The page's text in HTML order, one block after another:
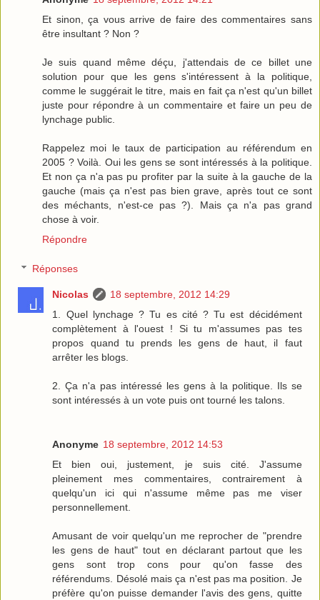
Et sinon, ça vous arrive de faire des commentaires sans
être insultant ? Non ?
Je suis quand même déçu, j'attendais de ce billet une
solution pour que les gens s'intéressent à la politique,
comme le suggérait le titre, mais en fait ça n'est qu'un billet
juste pour répondre à un commentaire et faire un peu de
lynchage public.
Rappelez moi le taux de participation au référendum en
2005 ? Voilà. Oui les gens se sont intéressés à la politique.
Et non ça n'a pas pu profiter par la suite à la gauche de la
gauche (mais ça n'est pas bien grave, après tout ce sont
des méchants, n'est-ce pas ?). Mais ça n'a pas grand
chose à voir.
Répondre
Réponses
Nicolas
18 septembre, 2012 14:29
1. Quel lynchage ? Tu es cité ? Tu est décidément
complètement à l'ouest ! Si tu m'assumes pas tes
propos quand tu prends les gens de haut, il faut
arrêter les blogs.
2. Ça n'a pas intéressé les gens à la politique. Ils se
sont intéressés à un vote puis ont tourné les talons.
Anonyme 18 septembre, 2012 14:53
Et bien oui, justement, je suis cité. J'assume
pleinement mes commentaires, contrairement à
quelqu'un ici qui n'assume même pas me viser
personnellement.
Amusant de voir quelqu'un me reprocher de "prendre
les gens de haut" tout en déclarant partout que les
gens sont trop cons pour qu'on fasse des
référendums. Désolé mais ça n'est pas ma position. Je
préfère qu'on puisse demander l'avis des gens, quitte